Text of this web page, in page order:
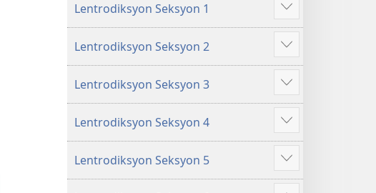
ki
ou
kapab
aprann
dan
Labib
Lentrodiksyon Seksyon 1
Show
more
Lentrodiksyon Seksyon 2
Show
more
Lentrodiksyon Seksyon 3
Show
more
Lentrodiksyon Seksyon 4
Show
more
Lentrodiksyon Seksyon 5
Show
more